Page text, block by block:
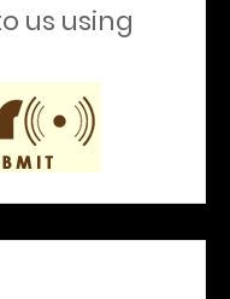
us using